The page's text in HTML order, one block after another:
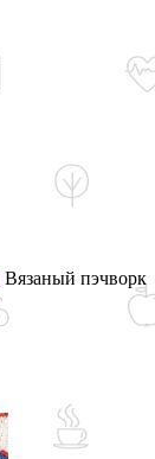
Вязаный пэчворк